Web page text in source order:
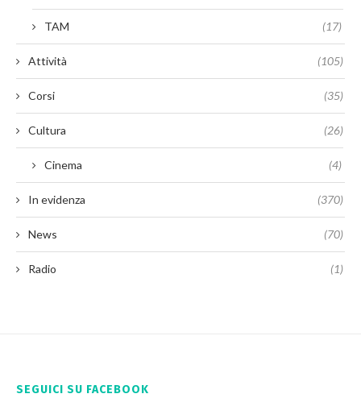
TAM (17)
Attività (105)
Corsi (35)
Cultura (26)
Cinema (4)
In evidenza (370)
News (70)
Radio (1)
SEGUICI SU FACEBOOK